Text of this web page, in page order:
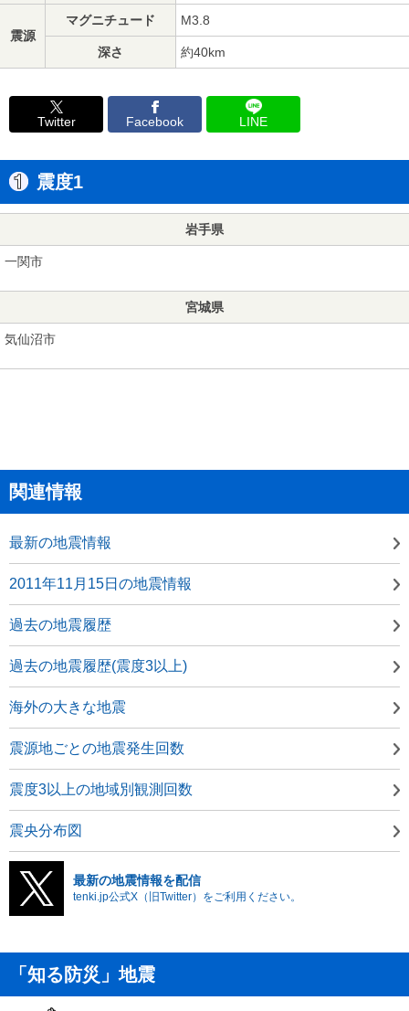
震源
マグニチュード M3.8
深さ 約40km
Twitter Facebook LINE
震度1
岩手県
一関市
宮城県
気仙沼市
関連情報
最新の地震情報
2011年11月15日の地震情報
過去の地震履歴
過去の地震履歴(震度3以上)
海外の大きな地震
震源地ごとの地震発生回数
震度3以上の地域別観測回数
震央分布図
最新の地震情報を配信
tenki.jp公式X（旧Twitter）をご利用ください。
「知る防災」地震